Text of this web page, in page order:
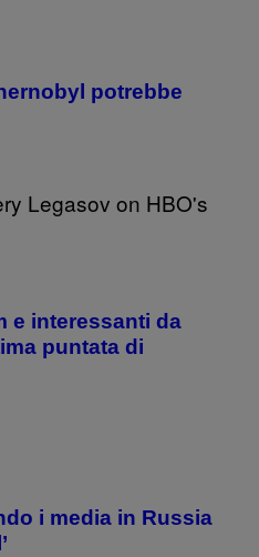
potrebbe
e interessanti da
puntata di
i media in Russia